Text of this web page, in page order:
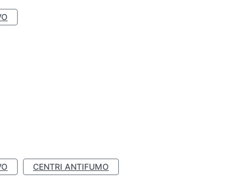
CENTRI ANTIFUMO